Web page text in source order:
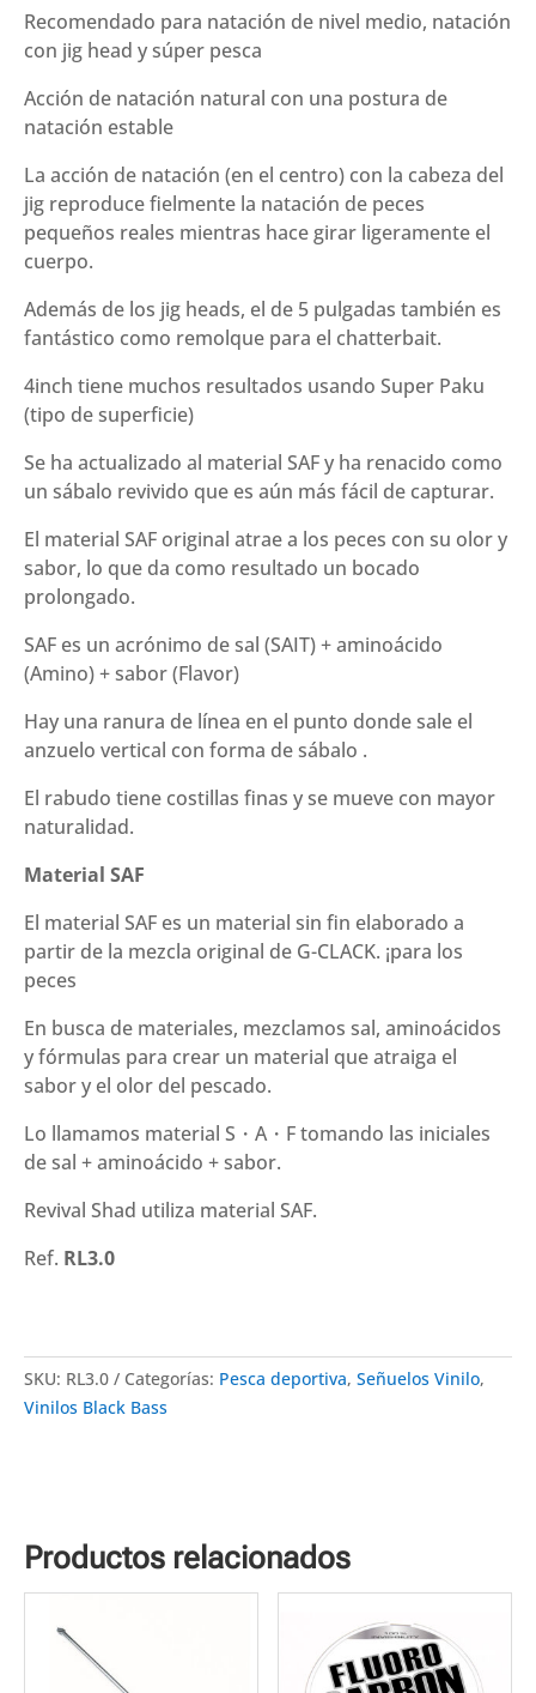
Recomendado para natación de nivel medio, natación
con jig head y súper pesca
Acción de natación natural con una postura de
natación estable
La acción de natación (en el centro) con la cabeza del
jig reproduce fielmente la natación de peces
pequeños reales mientras hace girar ligeramente el
cuerpo.
Además de los jig heads, el de 5 pulgadas también es
fantástico como remolque para el chatterbait.
4inch tiene muchos resultados usando Super Paku
(tipo de superficie)
Se ha actualizado al material SAF y ha renacido como
un sábalo revivido que es aún más fácil de capturar.
El material SAF original atrae a los peces con su olor y
sabor, lo que da como resultado un bocado
prolongado.
SAF es un acrónimo de sal (SAIT) + aminoácido
(Amino) + sabor (Flavor)
Hay una ranura de línea en el punto donde sale el
anzuelo vertical con forma de sábalo .
El rabudo tiene costillas finas y se mueve con mayor
naturalidad.
Material SAF
El material SAF es un material sin fin elaborado a
partir de la mezcla original de G-CLACK. ¡para los
peces
En busca de materiales, mezclamos sal, aminoácidos
y fórmulas para crear un material que atraiga el
sabor y el olor del pescado.
Lo llamamos material S・A・F tomando las iniciales
de sal + aminoácido + sabor.
Revival Shad utiliza material SAF.
Ref. RL3.0
SKU: RL3.0 Categorías: Pesca deportiva, Señuelos Vinilo,
Vinilos Black Bass
Productos relacionados